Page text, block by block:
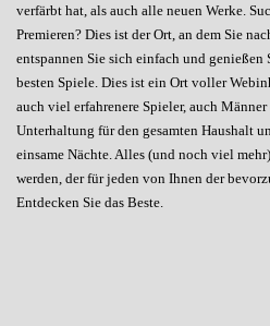
verfärbt hat, als auch alle neuen Werke.
Premieren? Dies ist der Ort, an dem Sie
entspannen Sie sich einfach und
besten Spiele. Dies ist ein Ort voller
auch viel erfahrenere Spieler, auch
Unterhaltung für den gesamten Haushalt
einsame Nächte. Alles (und noch viel
werden, der für jeden von Ihnen der
Entdecken Sie das Beste.